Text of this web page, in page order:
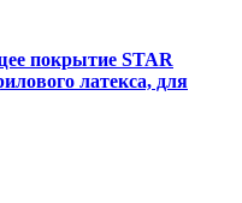
покрытие STAR
латекса, для